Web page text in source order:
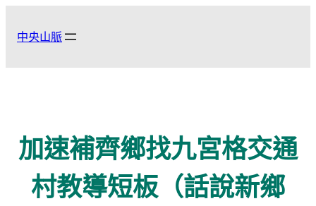
中央山脈
加速補齊鄉找九宮格交通
村教導短板（話說新鄉